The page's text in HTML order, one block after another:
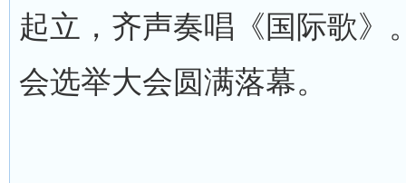
起立，齐声奏唱《国际歌》
会选举大会圆满落幕。